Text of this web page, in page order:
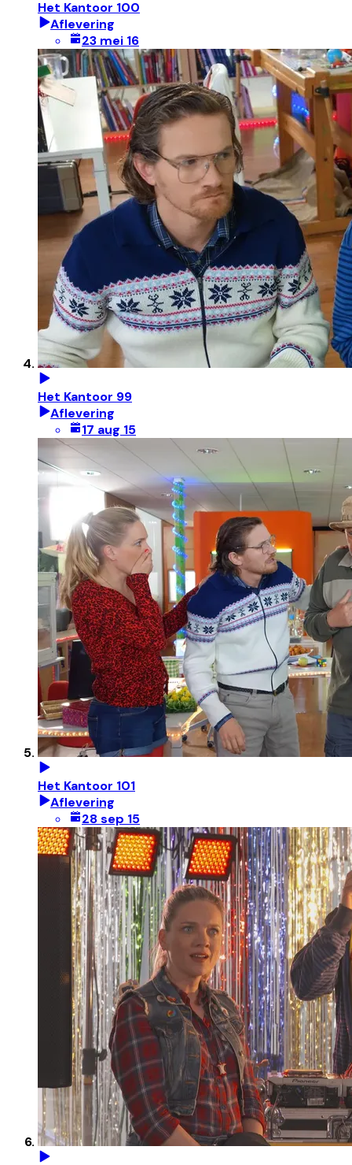
Het Kantoor 100
Aflevering
23 mei 16
Het Kantoor 99
Aflevering
17 aug 15
Het Kantoor 101
Aflevering
28 sep 15